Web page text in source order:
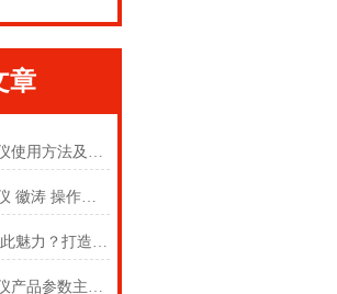
章
无纺布干态落絮测试仪使用方法及注意事项详解
无纺布干态落絮测试仪 徽涛 操作说明讲解
挠曲性测试仪 竟有如此魅力？打造仪器领域 新高地....上海徽涛！！
无纺布干态落絮测试仪产品参数主要如下